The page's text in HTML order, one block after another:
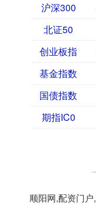
沪深300
北证50
创业板指
基金指数
国债指数
期指IC0
顺阳网,配资门